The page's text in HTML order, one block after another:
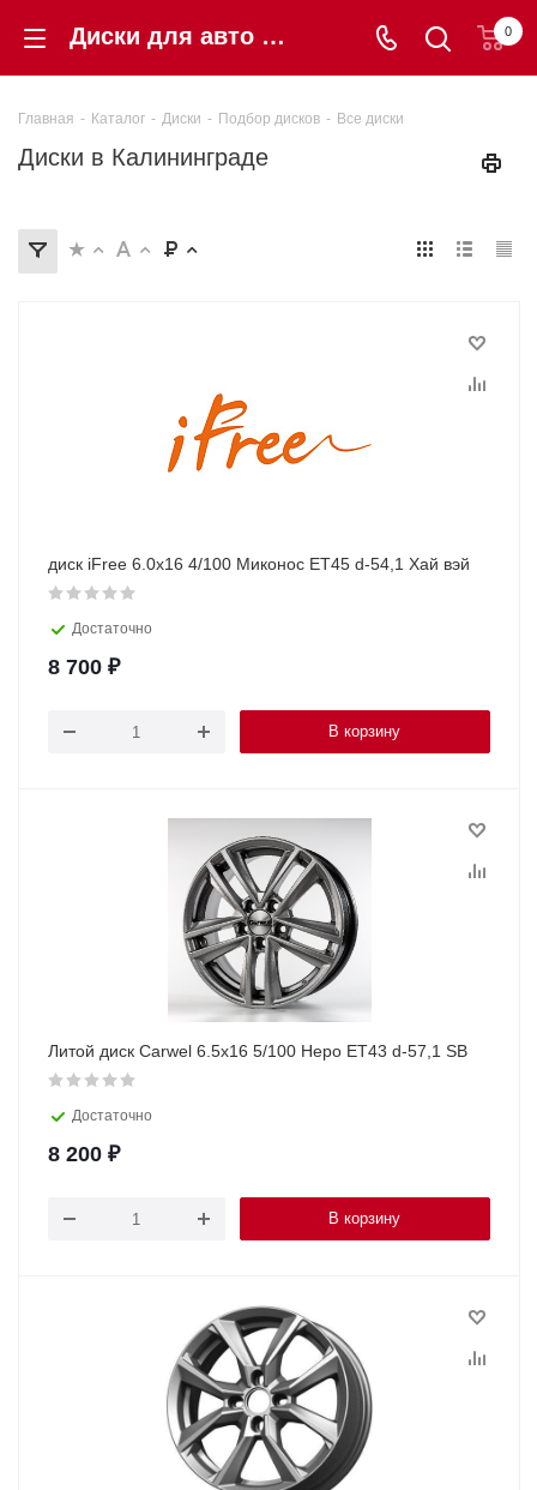
Диски для авто купить в Калининграде от 5 840 ₽. Гарантия, цены, отзывы | «Шинторг» 0
Главная - Каталог - Диски - Подбор дисков - Все диски
Диски в Калининграде
диск iFree 6.0х16 4/100 Миконос ET45 d-54,1 Хай вэй
Достаточно
8 700 ₽
В корзину
Литой диск Carwel 6.5х16 5/100 Hepo ET43 d-57,1 SB
Достаточно
8 200 ₽
В корзину